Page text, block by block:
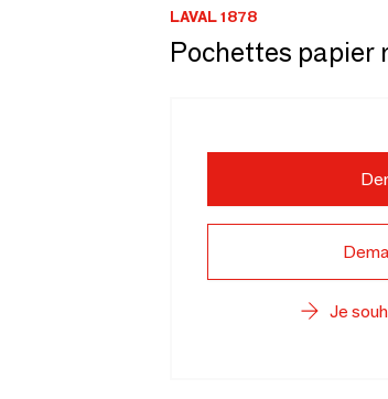
LAVAL 1878
Pochettes papier
Je